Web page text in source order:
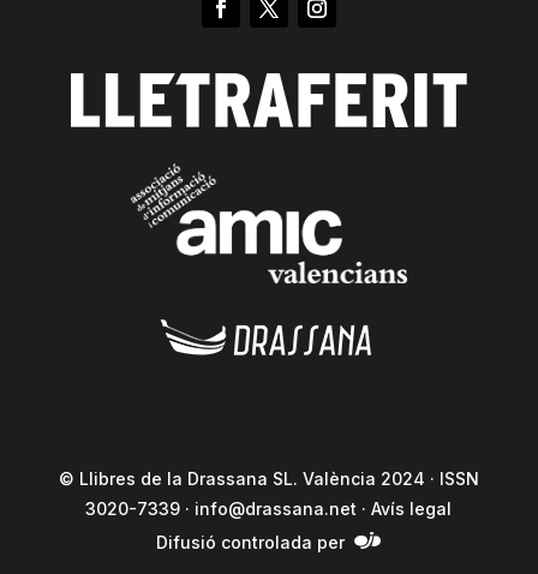
© Llibres de la Drassana SL. València 2024 · ISSN
3020-7339 · info@drassana.net ·Avís legal
Difusió controlada per